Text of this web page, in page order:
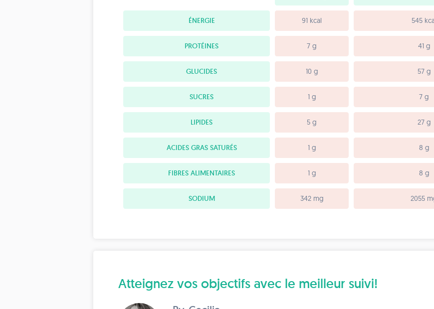
ÉNERGIE 91 kcal 545
PROTÉINES 7 g 41 g
GLUCIDES 10 g 57 g
SUCRES 1 g 7 g
LIPIDES 5 g 27 g
ACIDES GRAS SATURÉS 1 g 8 g
FIBRES ALIMENTAIRES 1 g 8 g
SODIUM 342 mg 2055
Atteignez vos objectifs avec le meilleur suivi!